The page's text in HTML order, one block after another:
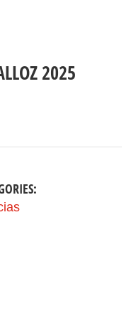
2025